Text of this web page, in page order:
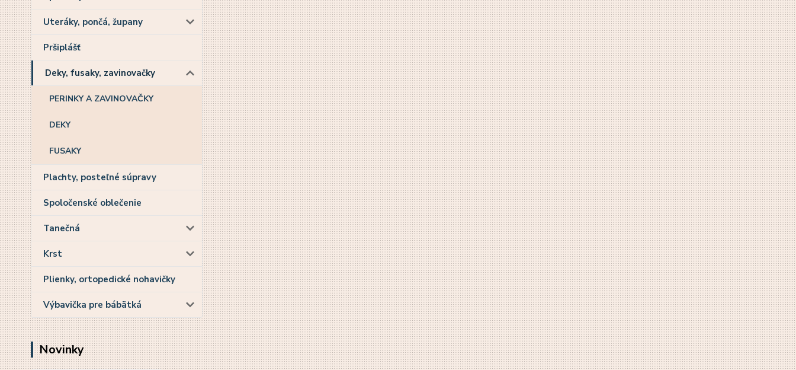
Uteráky, pončá, župany
Pršiplášť
Deky, fusaky, zavinovačky
PERINKY A ZAVINOVAČKY
DEKY
FUSAKY
Plachty, posteľné súpravy
Spoločenské oblečenie
Tanečná
Krst
Plienky, ortopedické nohavičky
Výbavička pre bábätká
Novinky